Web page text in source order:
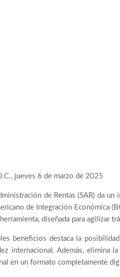
jueves 6 de marzo de 2025
de Rentas (SAR) da
de Integración Económica
diseñada para agilizar
beneficios destaca la
internacional. Además, elimina
en un formato completamente